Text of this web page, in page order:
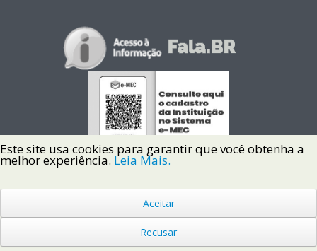
Copyright © 2022 Instituto Federal de Santa Catarina IFSC
Todos os Direitos Reservados.
Este site usa cookies para garantir que você obtenha a
melhor experiência. Leia Mais.
Aceitar
Recusar